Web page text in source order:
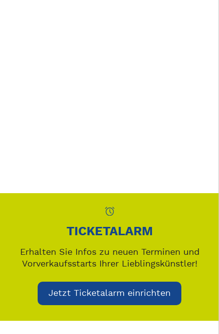
TICKETALARM
Erhalten Sie Infos zu neuen Terminen und
Vorverkaufsstarts Ihrer Lieblingskünstler!
Jetzt Ticketalarm einrichten